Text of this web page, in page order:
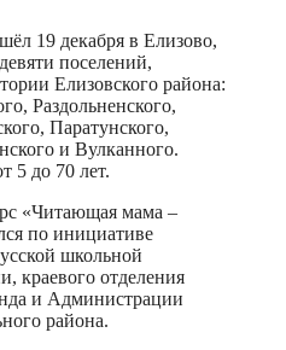
19 декабря в Елизово,
поселений,
Елизовского района:
Раздольненского,
Паратунского,
и Вулканного.
5 до 70 лет.
«Читающая мама –
по инициативе
школьной
краевого отделения
и Администрации
района.